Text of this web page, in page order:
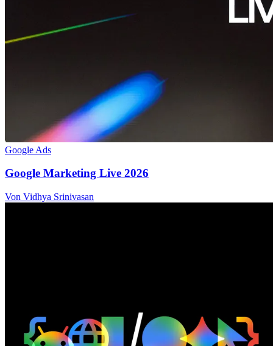
Google Ads
Google Marketing Live 2026
Von Vidhya Srinivasan